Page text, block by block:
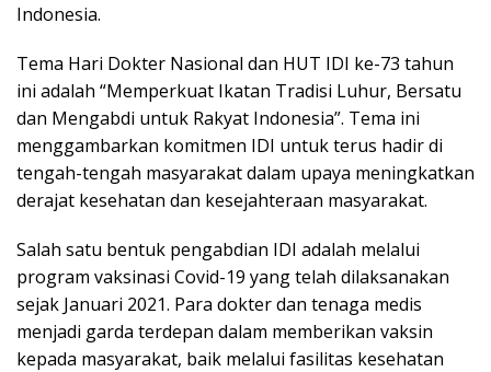
Indonesia.
Tema Hari Dokter Nasional dan HUT IDI ke-73 tahun
ini adalah “Memperkuat Ikatan Tradisi Luhur, Bersatu
dan Mengabdi untuk Rakyat Indonesia”. Tema ini
menggambarkan komitmen IDI untuk terus hadir di
tengah-tengah masyarakat dalam upaya meningkatkan
derajat kesehatan dan kesejahteraan masyarakat.
Salah satu bentuk pengabdian IDI adalah melalui
program vaksinasi Covid-19 yang telah dilaksanakan
sejak Januari 2021. Para dokter dan tenaga medis
menjadi garda terdepan dalam memberikan vaksin
kepada masyarakat, baik melalui fasilitas kesehatan